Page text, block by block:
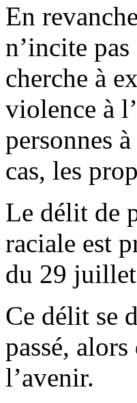
En
n’incite
cherche à
violence à
personnes
cas, les
Le délit de
raciale est
du 29
Ce délit se
passé,
l’avenir.